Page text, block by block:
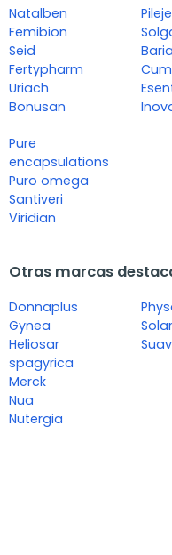
Natalben
Femibion
Seid
Fertypharm
Uriach
Bonusan
Pileje
Pure
encapsulations
Puro omega
Santiveri
Viridian
Otras marcas
Donnaplus
Gynea
Heliosar
spagyrica
Merck
Nua
Nutergia